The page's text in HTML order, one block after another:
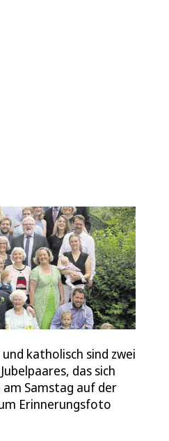
katholisch sind zwei
das sich
Samstag auf der
Erinnerungsfoto